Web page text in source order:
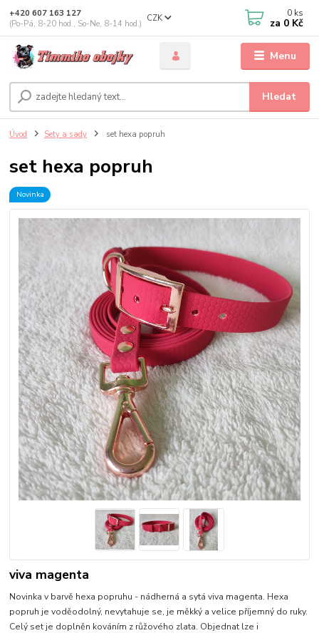
Menu
CZK
Hledat
+420 607 163 127
(Po-Pá, 8-20 hod., So-Ne, 8-14 hod.)
0 ks
za 0 Kč
Úvod Sety a sady set hexa popruh
set hexa popruh
Novinka
viva magenta
Novinka v barvě hexa popruhu - nádherná a sytá viva magenta. Hexa
popruh je voděodolný, nevytahuje se, je měkký a velice příjemný do ruky.
Celý set je doplněn kováním z růžového zlata. Objednat lze i